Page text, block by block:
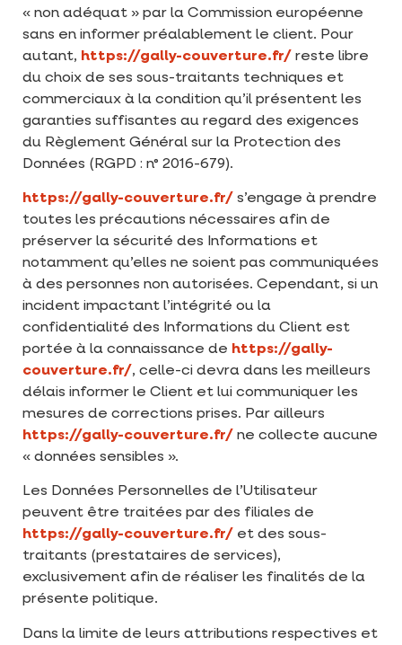
« non adéquat » par la Commission européenne
sans en informer préalablement le client. Pour
autant, https://gally-couverture.fr/ reste libre
du choix de ses sous-traitants techniques et
commerciaux à la condition qu’il présentent les
garanties suffisantes au regard des exigences
du Règlement Général sur la Protection des
Données (RGPD : n° 2016-679).
https://gally-couverture.fr/ s’engage à prendre
toutes les précautions nécessaires afin de
préserver la sécurité des Informations et
notamment qu’elles ne soient pas communiquées
à des personnes non autorisées. Cependant, si un
incident impactant l’intégrité ou la
confidentialité des Informations du Client est
portée à la connaissance de https://gally-
couverture.fr/, celle-ci devra dans les meilleurs
délais informer le Client et lui communiquer les
mesures de corrections prises. Par ailleurs
https://gally-couverture.fr/ ne collecte aucune
« données sensibles ».
Les Données Personnelles de l’Utilisateur
peuvent être traitées par des filiales de
https://gally-couverture.fr/ et des sous-
traitants (prestataires de services),
exclusivement afin de réaliser les finalités de la
présente politique.
Dans la limite de leurs attributions respectives et